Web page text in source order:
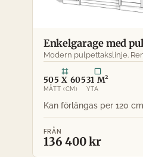
Enkelgarage med
Modern pulpettakslinje.
505 X 605
MÅTT (CM)
31 M²
YTA
FRÅN
136 400 kr